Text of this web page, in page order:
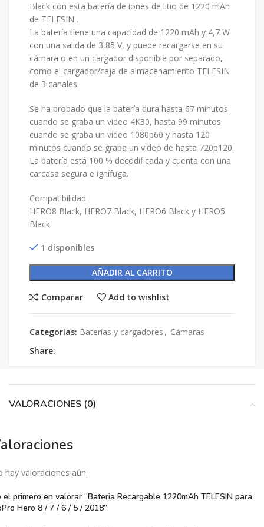
Black con esta batería de iones de litio de 1220 mAh
de TELESIN .
La batería tiene una capacidad de 1220 mAh y 4,7 W
con una salida de 3,85 V, y puede recargarse en su
cámara o en un cargador disponible por separado,
como el cargador/caja de almacenamiento TELESIN
de 3 canales.
Se ha probado que la batería dura hasta 67 minutos
cuando se graba un video 4K30, hasta 99 minutos
cuando se graba un video 1080p60 y hasta 120
minutos cuando se graba un video de hasta 720p120.
La batería está 100 % decodificada y cuenta con una
carcasa segura e ignífuga.
Compatibilidad
HERO8 Black, HERO7 Black, HERO6 Black y HERO5
Black
1 disponibles
AÑADIR AL CARRITO
Comparar Add to wishlist
Categorías: Baterías y cargadores , Cámaras
Share:
VALORACIONES (0)
hay valoraciones aún.
el primero en valorar “Bateria Recargable 1220mAh TELESIN para
Hero 8 / 7 / 6 / 5 / 2018”